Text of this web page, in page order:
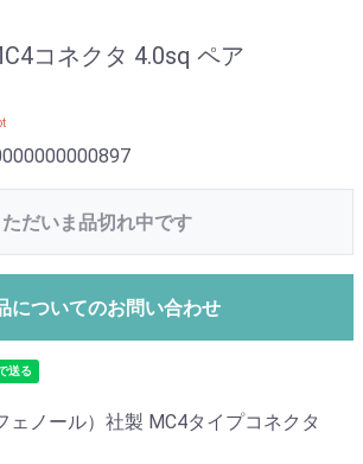
コネクタ 4.0sq ペア
ただいま品切れ中です
についてのお問い合わせ
ェノール）社製 MC4タイプコネクタ